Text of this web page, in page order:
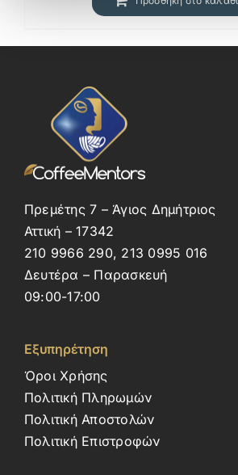
Πρεμέτης 7 – Άγιος Δημήτριος
Αττική – 17342
210 9966 290, 213 0995 016
Δευτέρα – Παρασκευή
09:00-17:00
Εξυπηρέτηση
Όροι Χρήσης
Πολιτική Πληρωμών
Πολιτική Αποστολών
Πολιτική Επιστροφών